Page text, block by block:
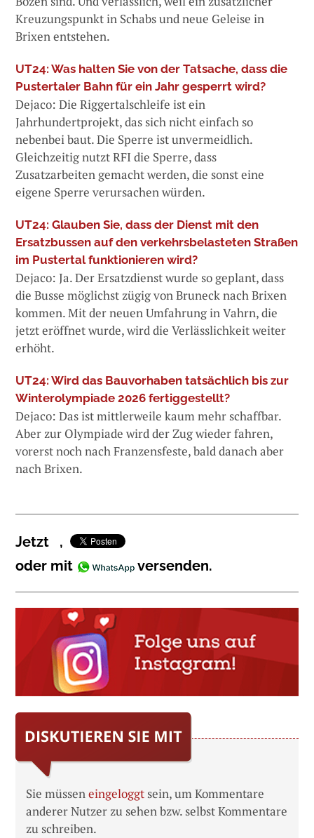
Kreuzungspunkt in Schabs und neue Geleise in
Brixen entstehen.
UT24: Was halten Sie von der Tatsache, dass die
Pustertaler Bahn für ein Jahr gesperrt wird?
Dejaco: Die Riggertalschleife ist ein
Jahrhundertprojekt, das sich nicht einfach so
nebenbei baut. Die Sperre ist unvermeidlich.
Gleichzeitig nutzt RFI die Sperre, dass
Zusatzarbeiten gemacht werden, die sonst eine
eigene Sperre verursachen würden.
UT24: Glauben Sie, dass der Dienst mit den
Ersatzbussen auf den verkehrsbelasteten Straßen
im Pustertal funktionieren wird?
Dejaco: Ja. Der Ersatzdienst wurde so geplant, dass
die Busse möglichst zügig von Bruneck nach Brixen
kommen. Mit der neuen Umfahrung in Vahrn, die
jetzt eröffnet wurde, wird die Verlässlichkeit weiter
erhöht.
UT24: Wird das Bauvorhaben tatsächlich bis zur
Winterolympiade 2026 fertiggestellt?
Dejaco: Das ist mittlerweile kaum mehr schaffbar.
Aber zur Olympiade wird der Zug wieder fahren,
vorerst noch nach Franzensfeste, bald danach aber
nach Brixen.
Jetzt
,
oder mit
versenden.
Sie müsseneingeloggt sein, um Kommentare
anderer Nutzer zu sehen bzw. selbst Kommentare
zu schreiben.